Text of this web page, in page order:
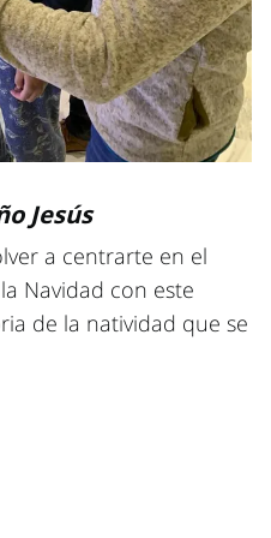
Jesús
a centrarte en el
Navidad con este
de la natividad que se